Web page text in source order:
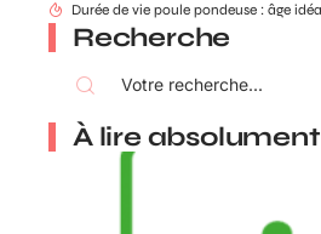
Recherche
À lire absolument